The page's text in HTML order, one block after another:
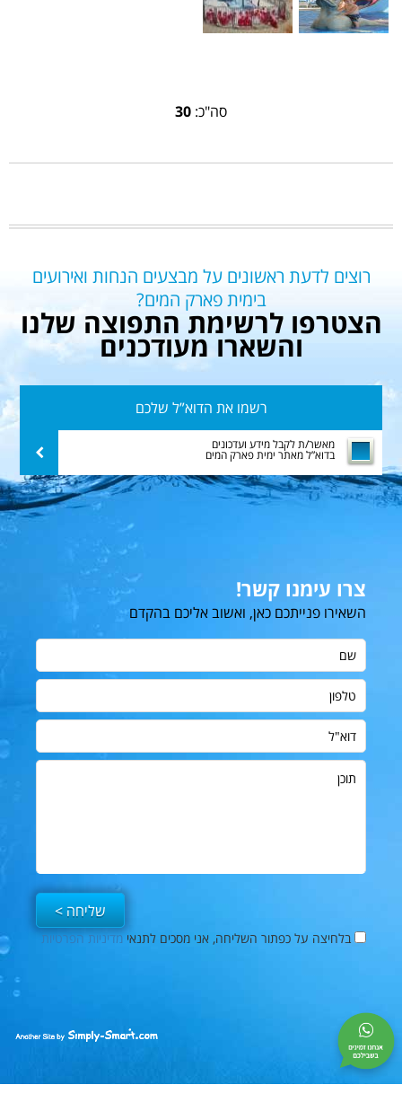
סה"כ: 30
רוצים לדעת ראשונים על מבצעים הנחות ואירועים
בימית פארק המים?
הצטרפו לרשימת התפוצה שלנו
והשארו מעודכנים
הדוא”ל
שלכם
מאשר/ת לקבל מידע ועדכונים
בדוא”ל מאתר ימית פארק המים
צרו עימנו קשר!
השאירו פנייתכם כאן, ואשוב אליכם בהקדם
שם
טלפון
דוא"ל
תוכן
בלחיצה על כפתור השליחה, אני מסכים לתנאי מדיניות הפרטיות
פייסבוק
Simply-
בניית